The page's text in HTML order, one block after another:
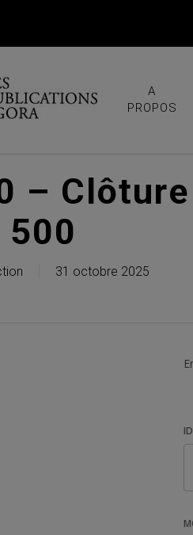
A
PROPOS
–
500
31 octobre 2025